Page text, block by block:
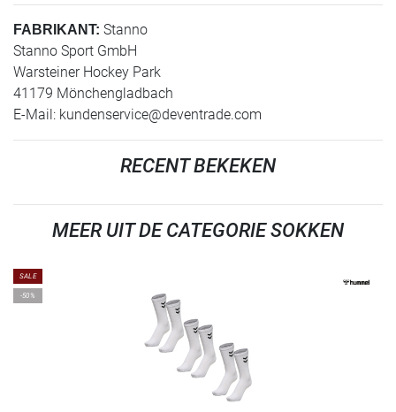
FABRIKANT: Stanno
Stanno Sport GmbH
Warsteiner Hockey Park
41179 Mönchengladbach
E-Mail: kundenservice@deventrade.com
RECENT BEKEKEN
MEER UIT DE CATEGORIE SOKKEN
SALE
-50%